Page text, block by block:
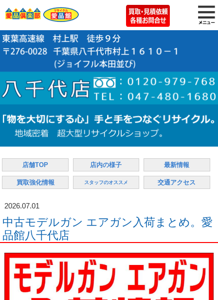
店舗TOP 店内の様子 最新情報
買取強化情報 スタッフのオススメ 交通アクセス
2026.07.01
中古モデルガン エアガン入荷まとめ。愛
品館八千代店